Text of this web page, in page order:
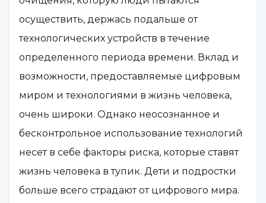
осуществить, держась подальше от
технологических устройств в течение
определенного периода времени. Вклад и
возможности, предоставляемые цифровым
миром и технологиями в жизнь человека,
очень широки. Однако неосознанное и
бесконтрольное использование технологий
несет в себе факторы риска, которые ставят
жизнь человека в тупик. Дети и подростки
больше всего страдают от цифрового мира.